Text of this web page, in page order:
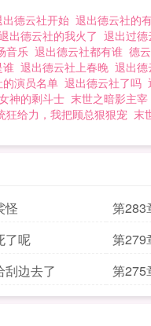
出德云社开始 退出德云社的
出德云社的我火了 退出过德
音乐 退出德云社都有谁 德
谁 退出德云社上春晚 退出
演员名单 退出德云社了吗
神的剩斗士 末世之暗影主宰
狂给力，我把顾总狠狠宠 末
怪
第283
了呢
第279
里淹
刮边去了 第275